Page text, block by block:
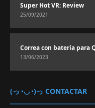
Super Hot VR: Review
25/09/2021
Correa con batería para
13/06/2023
(っ◔◡◔)っ CONTACTAR